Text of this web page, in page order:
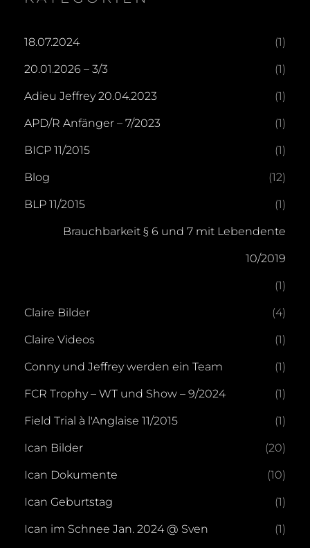
18.07.2024 (1)
20.01.2026 – 3/3 (1)
Adieu Jeffrey 20.04.2023 (1)
APD/R Anfänger – 7/2023 (1)
BICP 11/2015 (1)
Blog (12)
BLP 11/2015 (1)
Brauchbarkeit § 6 und 7 mit Lebendente
10/2019
(1)
Claire Bilder (4)
Claire Videos (1)
Conny und Jeffrey werden ein Team (1)
FCR Trophy – WT und Show – 9/2024 (1)
Field Trial à l'Anglaise 11/2015 (1)
Ican Bilder (20)
Ican Dokumente (10)
Ican Geburtstag (1)
Ican im Schnee Jan. 2024 @ Sven (1)